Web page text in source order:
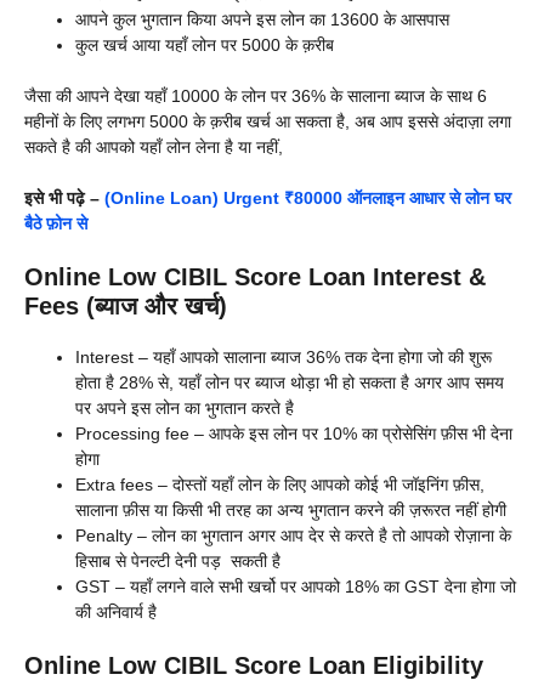
आपने कुल भुगतान किया अपने इस लोन का 13600 के आसपास
कुल खर्च आया यहाँ लोन पर 5000 के क़रीब
जैसा की आपने देखा यहाँ 10000 के लोन पर 36% के सालाना ब्याज के साथ 6
महीनों के लिए लगभग 5000 के क़रीब खर्च आ सकता है, अब आप इससे अंदाज़ा लगा
सकते है की आपको यहाँ लोन लेना है या नहीं,
इसे भी पढ़े – (Online Loan) Urgent ₹80000 ऑनलाइन आधार से लोन घर
बैठे फ़ोन से
Online Low CIBIL Score Loan Interest &
Fees (ब्याज और खर्च)
Interest – यहाँ आपको सालाना ब्याज 36% तक देना होगा जो की शुरू
होता है 28% से, यहाँ लोन पर ब्याज थोड़ा भी हो सकता है अगर आप समय
पर अपने इस लोन का भुगतान करते है
Processing fee – आपके इस लोन पर 10% का प्रोसेसिंग फ़ीस भी देना
होगा
Extra fees – दोस्तों यहाँ लोन के लिए आपको कोई भी जॉइनिंग फ़ीस,
सालाना फ़ीस या किसी भी तरह का अन्य भुगतान करने की ज़रूरत नहीं होगी
Penalty – लोन का भुगतान अगर आप देर से करते है तो आपको रोज़ाना के
हिसाब से पेनल्टी देनी पड़ सकती है
GST – यहाँ लगने वाले सभी खर्चो पर आपको 18% का GST देना होगा जो
की अनिवार्य है
Online Low CIBIL Score Loan Eligibility